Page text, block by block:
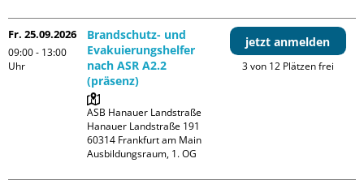
Fr. 25.09.2026
09:00 - 13:00
Uhr
Brandschutz- und
Evakuierungshelfer
nach ASR A2.2
(präsenz)
ASB Hanauer Landstraße
Hanauer Landstraße 191
60314 Frankfurt am Main
Ausbildungsraum, 1. OG
jetzt anmelden
3 von 12 Plätzen frei